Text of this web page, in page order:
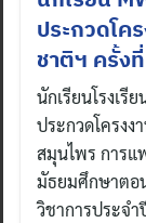
ประกวดโค
ชาติฯ ครั้ง
นักเรียนโรงเรี
ประกวดโครง
สมุนไพร การ
มัธยมศึกษาตอ
วิชาการประจ